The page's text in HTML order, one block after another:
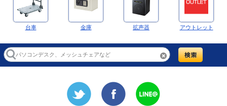
台車 金庫 拡声器 アウトレット